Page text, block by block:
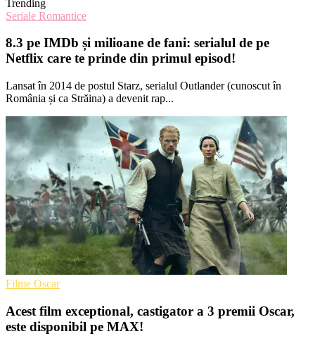
Trending
Seriale Romantice
8.3 pe IMDb și milioane de fani: serialul de pe
Netflix care te prinde din primul episod!
Lansat în 2014 de postul Starz, serialul Outlander (cunoscut în
România și ca Străina) a devenit rap...
Filme Oscar
Acest film exceptional, castigator a 3 premii Oscar,
este disponibil pe MAX!